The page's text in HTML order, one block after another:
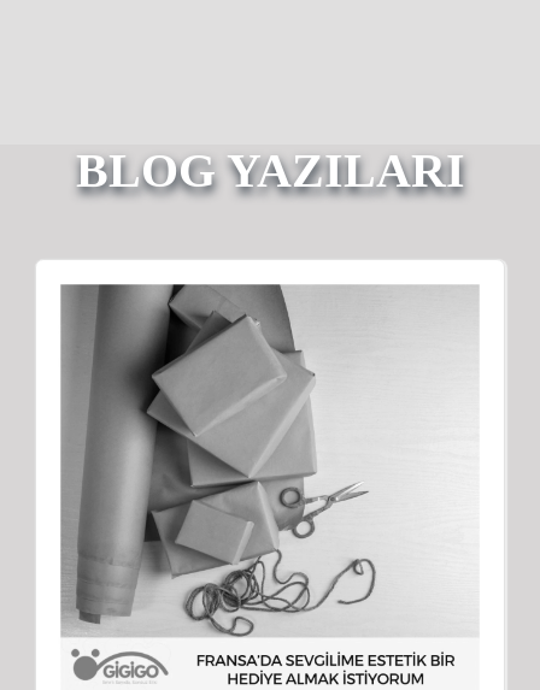
BLOG YAZILARI